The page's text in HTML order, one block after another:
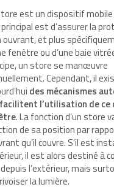
est un dispositif
est d’assurer la
ouvrant, et plus
fenêtre ou d’une baie
un store se manœuvre
Cependant, il
des mécanismes
l’utilisation de ce
. La fonction d’un store
de sa position par
qu’il couvre. S’il est
il est alors destiné à
l’extérieur, mais
la lumière.